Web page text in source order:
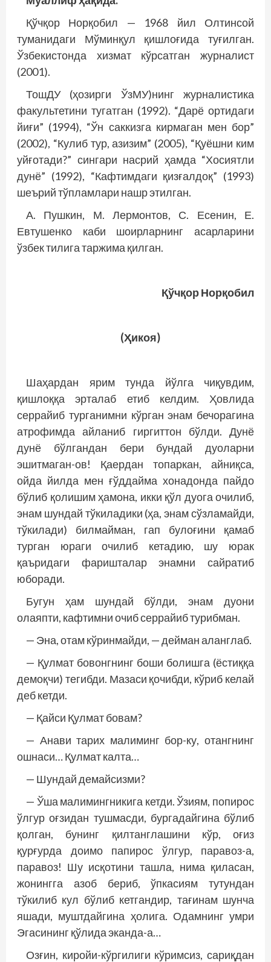
Қўчқор Норқобил — 1968 йил Олтинсой
туманидаги Мўминқул қишлоғида туғилган.
Ўзбекистонда хизмат кўрсатган журналист
(2001).
ТошДУ (ҳозирги ЎзМУ)нинг журналистика
факультетини тугатган (1992). “Дарё ортидаги
йиғи” (1994), “Ўн саккизга кирмаган мен бор”
(2002), “Кулиб тур, азизим” (2005), “Қуёшни ким
уйғотади?” сингари насрий ҳамда “Хосиятли
дунё” (1992), “Кафтимдаги қизғалдоқ” (1993)
шеърий тўп­ламлари нашр этилган.
А. Пушкин, М. Лермонтов, С. Есенин, Е.
Евтушенко каби шоирларнинг асарларини
ўзбек тилига таржима қилган.
Қўчқор Норқобил
(Ҳикоя)
Шаҳардан ярим тунда йўлга чиқувдим,
қишлоққа эрталаб етиб келдим. Ҳовлида
серрайиб турганимни кўрган энам бечорагина
атрофимда айланиб гиргиттон бўлди. Дунё
дунё бўлгандан бери бундай дуоларни
эшитмаган-ов! Қаердан топаркан, айниқса,
ойда йилда мен ғўддайма хонадонда пайдо
бўлиб қолишим ҳамона, икки қўл дуога очилиб,
энам шундай тўкиладики (ҳа, энам сўзламайди,
тўкилади) билмайман, гап булоғини қамаб
турган юраги очилиб кетадию, шу юрак
қаъридаги фаришталар энамни сайратиб
юборади.
Бугун ҳам шундай бўлди, энам дуони
олаяпти, кафтимни очиб серрайиб турибман.
— Эна, отам кўринмайди, — дейман аланглаб.
— Қулмат бовонгнинг боши болишга (ёстиққа
демоқчи) тегибди. Мазаси қочибди, кўриб келай
деб кетди.
— Қайси Қулмат бовам?
— Анави тарих малиминг бор-ку, отангнинг
ошнаси… Қулмат калта…
— Шундай демайсизми?
— Ўша малимингникига кетди. Ўзиям, попирос
ўлгур оғзидан тушмасди, бургадайгина бўлиб
қолган, бунинг қилтанглашини кўр, оғиз
қурғурда доимо папирос ўлгур, паравоз-а,
паравоз! Шу исқотини ташла, нима қиласан,
жонингга азоб бериб, ўпкасиям тутундан
тўкилиб кул бўлиб кетгандир, тағинам шунча
яшади, муштдайгина ҳолига. Одамнинг умри
Эгасининг қўлида эканда-а…
Озғин, киройи-кўргилиги кўримсиз, сариқдан